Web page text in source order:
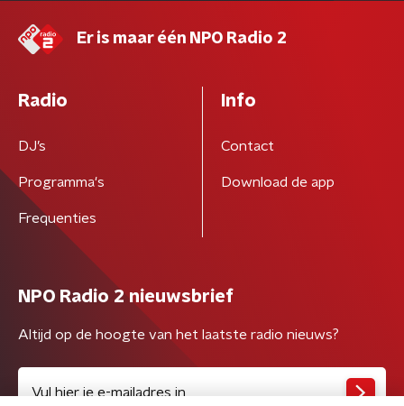
Er is maar één NPO Radio 2
Radio
DJ’s
Programma's
Frequenties
Info
Contact
Download de app
NPO Radio 2 nieuwsbrief
Altijd op de hoogte van het laatste radio nieuws?